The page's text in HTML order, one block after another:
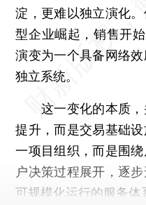
淀，更难以独立演化
型企业崛起，销售开
演变为一个具备网络
独立系统。
这一变化的本质，
提升，而是交易基础
一项目组织，而是围
户决策过程展开，逐
可规模化运行的服务体